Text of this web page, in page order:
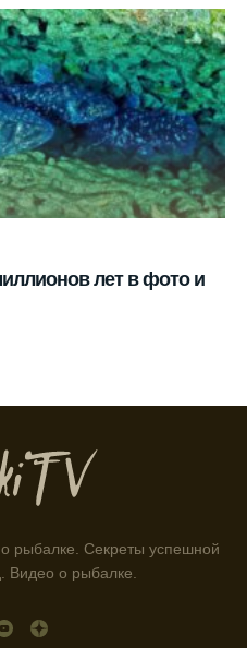
улов в январе, с
рыбы
рыбалку в разные
к рыбалке
я всегда могу
время для рыбной
клев рыбы включает в
помогает выбрать
типе рыбы в
на активность
лет в фото и
рыбалке. Секреты успешной
Видео о рыбалке.